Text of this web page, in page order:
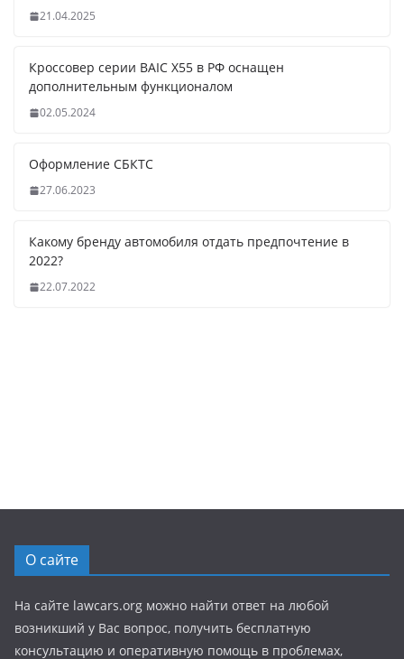
21.04.2025
Кроссовер серии BAIC X55 в РФ оснащен
дополнительным функционалом
02.05.2024
Оформление СБКТС
27.06.2023
Какому бренду автомобиля отдать предпочтение в
2022?
22.07.2022
О сайте
На сайте lawcars.org можно найти ответ на любой
возникший у Вас вопрос, получить бесплатную
консультацию и оперативную помощь в проблемах,